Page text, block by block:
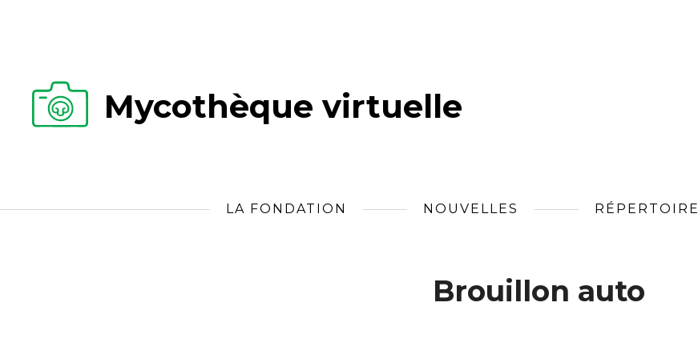
Mycothèque virtuelle
LA FONDATION NOUVELLES RÉPERTOIRE
Brouillon auto